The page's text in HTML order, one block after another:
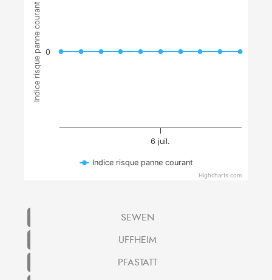
Indice risque panne courant
6 juil.
0
Indice risque panne courant
Highcharts.com
SEWEN
UFFHEIM
PFASTATT